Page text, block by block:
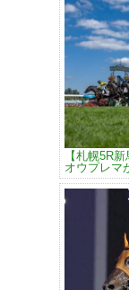
【札幌5R
オウプレマ